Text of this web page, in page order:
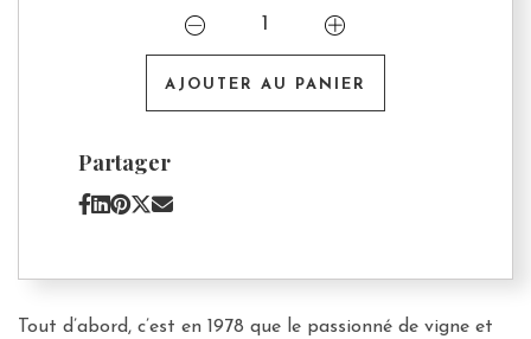
Château
Bourdieu
AJOUTER AU PANIER
Partager
Tout d’abord, c’est en 1978 que le passionné de vigne et